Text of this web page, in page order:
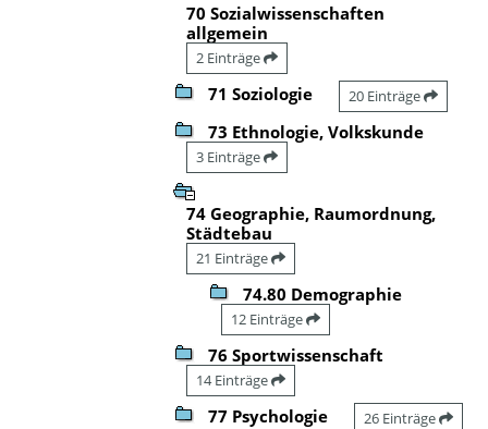
70 Sozialwissenschaften
allgemein
2 Einträge
71 Soziologie 20 Einträge
73 Ethnologie, Volkskunde
3 Einträge
74 Geographie, Raumordnung,
Städtebau
21 Einträge
74.80 Demographie
12 Einträge
76 Sportwissenschaft
14 Einträge
77 Psychologie 26 Einträge